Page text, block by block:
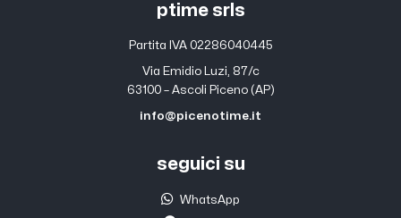
ptime srls
Partita IVA 02286040445
Via Emidio Luzi, 87/c
63100 – Ascoli Piceno (AP)
info@picenotime.it
seguici su
WhatsApp